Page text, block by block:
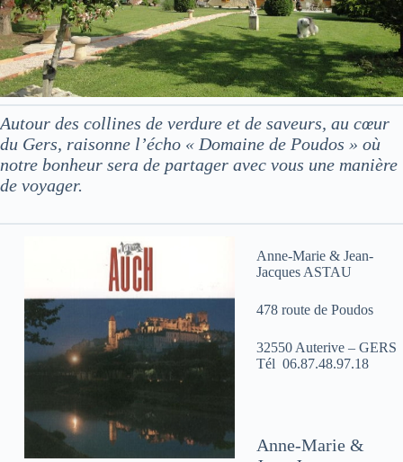
Autour des collines de verdure et de saveurs, au cœur
du Gers, raisonne l’écho « Domaine de Poudos » où
notre bonheur sera de partager avec vous une manière
de voyager.
Anne-Marie & Jean-
Jacques ASTAU
478 route de Poudos
32550 Auterive – GERS
Tél 06.87.48.97.18
Anne-Marie &